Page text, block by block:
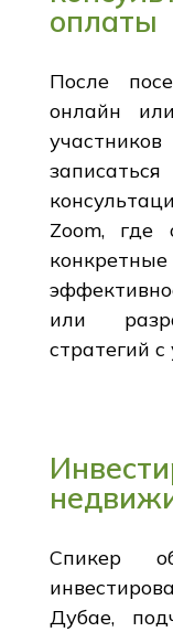
оплаты
После
онлайн
Zoom, где
или
стратегий
Спикер
Дубае,